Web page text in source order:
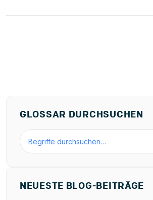
GLOSSAR DURCHSUCHEN
Hotellerie-Glossar durchsuchen
NEUESTE BLOG-BEITRÄGE